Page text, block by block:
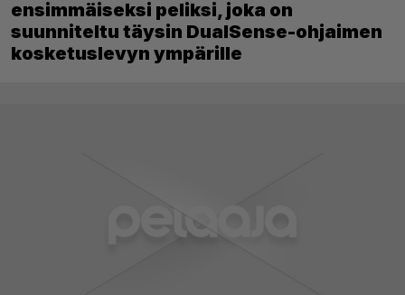
ensimmäiseksi peliksi, joka on
suunniteltu täysin DualSense-ohjaimen
kosketuslevyn ympärille